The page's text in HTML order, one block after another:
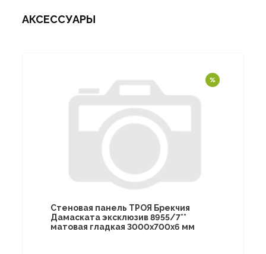
АКСЕССУАРЫ
Стеновая панель ТРОЯ Брекчия
Дамаската эксклюзив 8955/7**
матовая гладкая 3000х700х6 мм